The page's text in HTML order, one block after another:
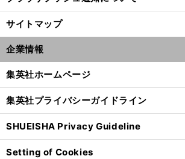
サイトマップ
企業情報
集英社ホームページ
集英社プライバシーガイドライン
SHUEISHA Privacy Guideline
Setting of Cookies